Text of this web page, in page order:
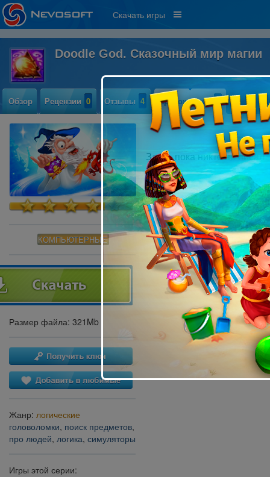
Скачать игры
Doodle God. Сказочный мир магии
Обзор Рецензии 0 Отзывы 4 Прохождение 0
КОМПЬЮТЕРНЫЕ
Размер файла: 321Mb
Жанр: логические
головоломки, поиск предметов,
про людей, логика, симуляторы
Игры этой серии:
Здесь пока никто не писал